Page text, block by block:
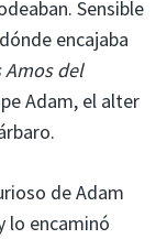
Sensible
encajaba
Amos del
Adam, el alter
de Adam
lo encaminó